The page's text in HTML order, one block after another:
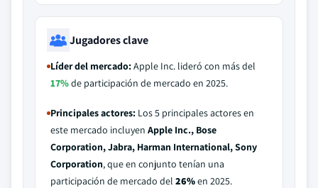
Jugadores clave
Líder del mercado:Apple Inc. lideró con más del
17%de participación de mercado en 2025.
Principales actores: Los 5 principales actores en
este mercado incluyen Apple Inc., Bose
Corporation, Jabra, Harman International, Sony
Corporation, que en conjunto tenían una
participación de mercado del 26%en 2025.